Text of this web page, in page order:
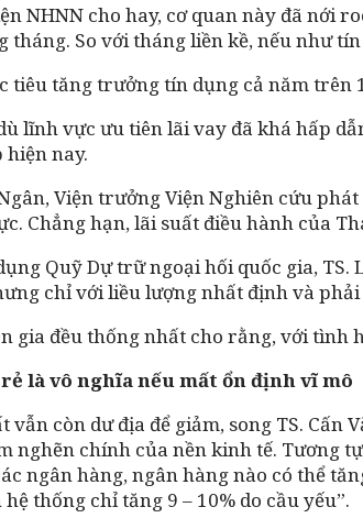
NHNN cho hay, cơ quan này đã nới
tháng. So với tháng liền kề, nếu như
tiêu tăng trưởng tín dụng cả năm
lĩnh vực ưu tiên lãi vay đã khá hấp
hiện nay.
Viện trưởng Viện Nghiên cứu
Chẳng hạn, lãi suất điều hành của
Quỹ Dự trữ ngoại hối quốc gia,
chỉ với liều lượng nhất định và
gia đều thống nhất cho rằng, với
là vô nghĩa nếu mất ổn định vĩ mô
vẫn còn dư địa để giảm, song TS.
nghẽn chính của nền kinh tế. Tương
ngân hàng, ngân hàng nào có thể
thống chỉ tăng 9 – 10% do cầu yếu”.